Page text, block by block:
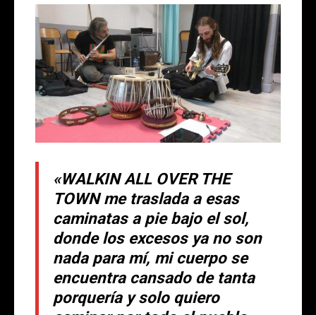
«WALKIN ALL OVER THE
TOWN me traslada a esas
caminatas a pie bajo el sol,
donde los excesos ya no son
nada para mí, mi cuerpo se
encuentra cansado de tanta
porquería y solo quiero